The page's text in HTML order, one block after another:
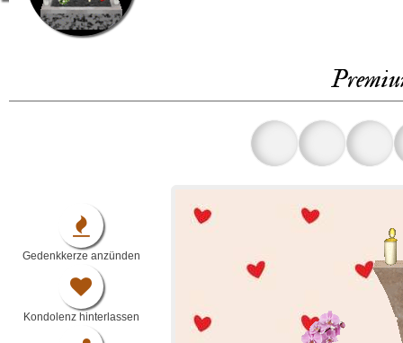
Gedenkkerze anzünden
Kondolenz hinterlassen